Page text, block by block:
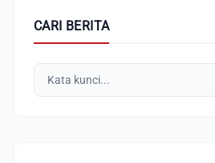
CARI BERITA